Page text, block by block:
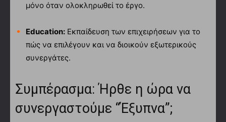
μόνο όταν ολοκληρωθεί το έργο.
Education: Εκπαίδευση των επιχειρήσεων για το
πώς να επιλέγουν και να διοικούν εξωτερικούς
συνεργάτες.
Συμπέρασμα: Ήρθε η ώρα να
συνεργαστούμε “Έξυπνα”;